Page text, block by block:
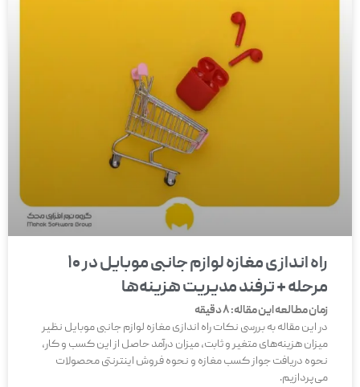
راه اندازی مغازه لوازم جانبی موبایل در 10
مرحله + ترفند مدیریت هزینه‌ها
زمان مطالعه این مقاله:8دقیقه
در این مقاله به بررسی نکات راه اندازی مغازه لوازم جانبی موبایل نظیر
میزان هزینه‌های متغیر و ثابت، میزان درآمد حاصل از این کسب و کار،
نحوه دریافت جواز کسب مغازه و نحوه فروش اینترنتی محصولات
می‌پردازیم.